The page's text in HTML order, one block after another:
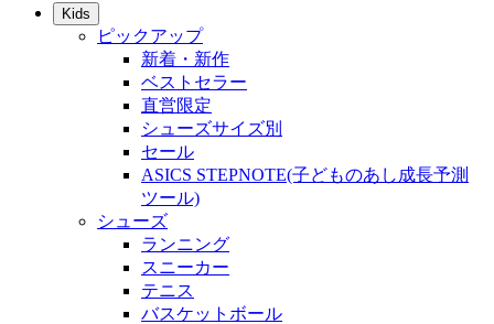
Kids
ピックアップ
新着・新作
ベストセラー
直営限定
シューズサイズ別
セール
ASICS STEPNOTE(子どものあし成長予測
ツール)
シューズ
ランニング
スニーカー
テニス
バスケットボール